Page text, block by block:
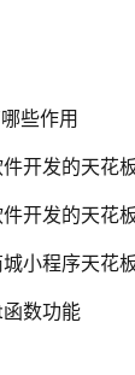
些作用
开发的天花
开发的天花
小程序天花
数功能